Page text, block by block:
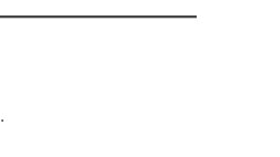
: إذا كان القرار مخالفًا للنظام العام أو القوانين السارية.